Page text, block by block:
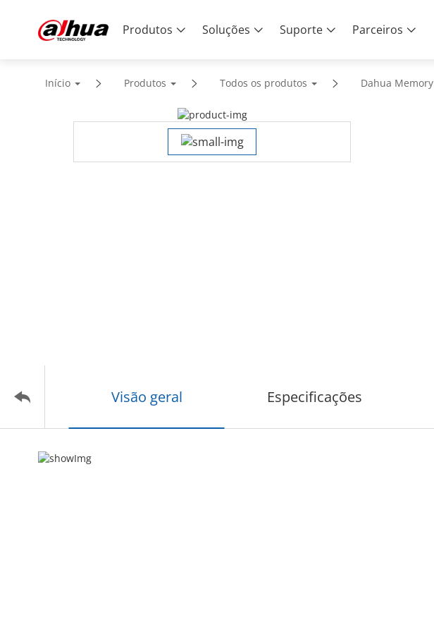
Produtos Soluções Suporte Parceiros
Início Produtos Todos os produtos Dahua Memory
Visão geral Especificações